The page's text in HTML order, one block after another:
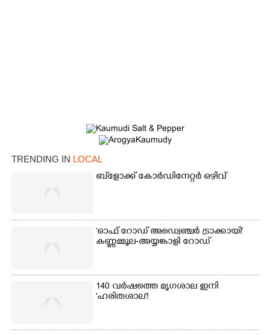
TRENDING IN LOCAL
ബ്‌ളോക്ക് കോർഡിനേറ്റർ ഒഴിവ്
'ഓഫ് റോഡ് അഡ്വെഞ്ചർ ട്രാക്കായി'
കണ്ണമ്മൂല-അയ്യങ്കാളി റോഡ്
140 വർഷത്തെ മൃഗശാല ഇനി
'ഹരിതശാല'!
×
Share this link